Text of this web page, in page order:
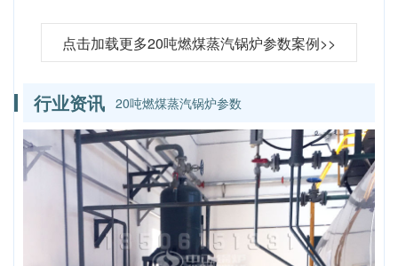
点击加载更多20吨燃煤蒸汽锅炉参数案例>>
行业资讯 20吨燃煤蒸汽锅炉参数